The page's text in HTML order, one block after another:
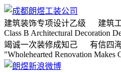
建筑装饰专项设计乙级 建筑
Class B Architectural Decoration
竭诚一次装修成知己 有信四
"Wholehearted Renovation Makes